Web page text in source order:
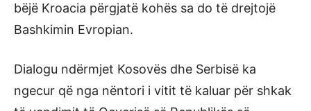
bëjë Kroacia përgjatë kohës sa do të drejtojë
Bashkimin Evropian.
Dialogu ndërmjet Kosovës dhe Serbisë ka
ngecur që nga nëntori i vitit të kaluar për shkak